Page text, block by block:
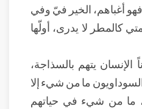
أغباهم، الخير فيّ وفي
كالمطر لا يدرى، أولّها
الإنسان يتهم بالسذاجة،
ما من شيء إلا
ما من شيء في حياتهم